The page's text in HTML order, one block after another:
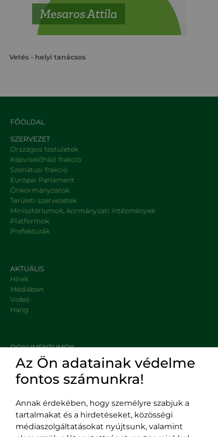
Mesaros Attila
Vetés - helyi tanácsos
FŐOLDAL
SZERVEZET
Országos testületek
Képviselőházi frakció
Szenátusi frakció
Európai Parlament
Önkormányzatok
Területi szervezetek
Minisztériumok, kormányzati intézmények
Platformok
Prefektúrák
AKTUÁLIS
Hírek
Médiában
Videó
Hang
DOKUMENTUMOK
HASZNOS LINKEK
Impresszum
Adatvédelmi szabályzat
Az Ön adatainak védelme
fontos számunkra!
Annak érdekében, hogy személyre szabjuk a
tartalmakat és a hirdetéseket, közösségi
médiaszolgáltatásokat nyújtsunk, valamint